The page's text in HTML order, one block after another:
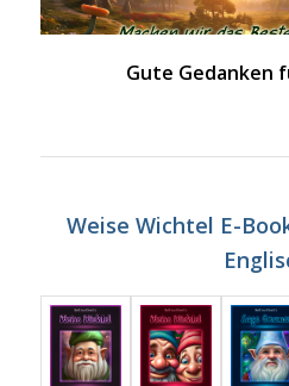
Gute Gedanken
Weise Wichtel E-